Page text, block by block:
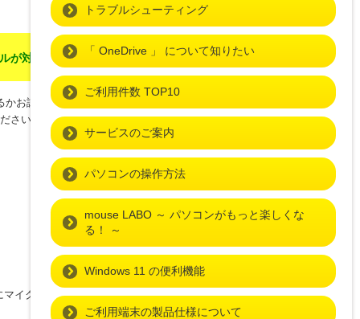
が対象 ]
かお試しください。
さい。
マイクブーストを 「0.0dB」 に設定するこ
トラブルシューティング
「 OneDrive 」 について知りたい
ご利用件数 TOP10
サービスのご案内
パソコンの操作方法
mouse LABO ～ パソコンがもっと楽しくな
る！ ～
Windows 11 の便利機能
ご利用端末の製品仕様について